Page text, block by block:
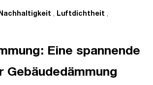
Nachhaltigkeit , Luftdichtheit ,
Eine spannende
Gebäudedämmung